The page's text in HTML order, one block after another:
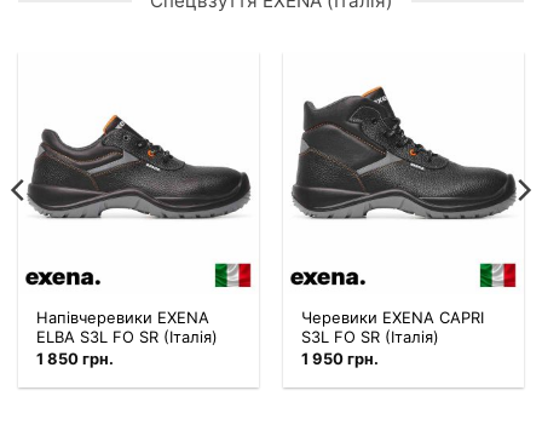
Напівчеревики EXENA
ELBA S3L FO SR (Італія)
1 850грн.
Черевики EXENA CAPRI
S3L FO SR (Італія)
1 950грн.